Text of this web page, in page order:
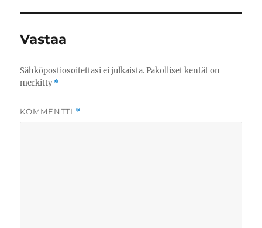
Vastaa
Sähköpostiosoitettasi ei julkaista. Pakolliset kentät on
merkitty*
KOMMENTTI *